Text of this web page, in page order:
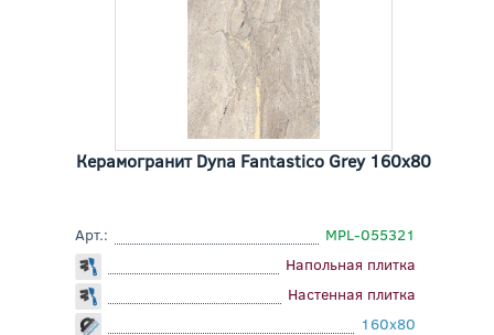
Керамогранит Dyna Fantastico Grey 160x80
Арт.:
MPL-055321
Напольная плитка
Настенная плитка
160x80